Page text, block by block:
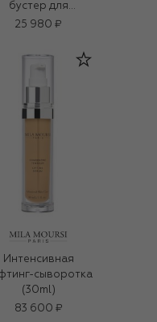
бустер для
кожи
Solution
(30ml)
25 980 ₽
Интенсивная
сыворотка
(30ml)
83 600 ₽